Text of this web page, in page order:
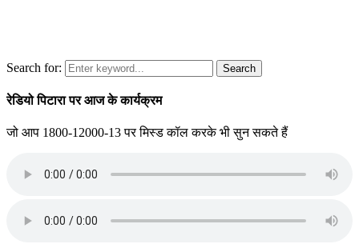
Search for: Search
रेडियो पिटारा पर आज के कार्यक्रम
जो आप 1800-12000-13 पर मिस्ड कॉल करके भी सुन सकते हैं